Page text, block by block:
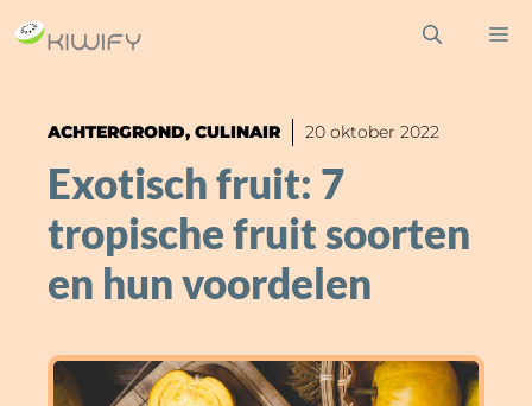
Ga
naar
inhoudACHTERGROND, CULINAIR 20 oktober 2022
Exotisch fruit: 7
tropische fruit soorten
en hun voordelen